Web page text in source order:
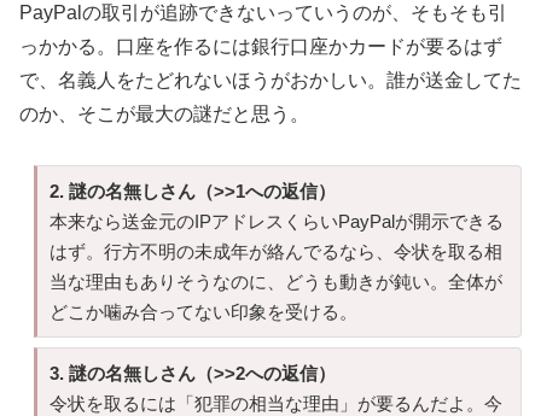
PayPalの取引が追跡できないっていうのが、そもそも引
っかかる。口座を作るには銀行口座かカードが要るはず
で、名義人をたどれないほうがおかしい。誰が送金してた
のか、そこが最大の謎だと思う。
2. 謎の名無しさん（>>1への返信）
本来なら送金元のIPアドレスくらいPayPalが開示できる
はず。行方不明の未成年が絡んでるなら、令状を取る相
当な理由もありそうなのに、どうも動きが鈍い。全体が
どこか噛み合ってない印象を受ける。
3. 謎の名無しさん（>>2への返信）
令状を取るには「犯罪の相当な理由」が要るんだよ。今